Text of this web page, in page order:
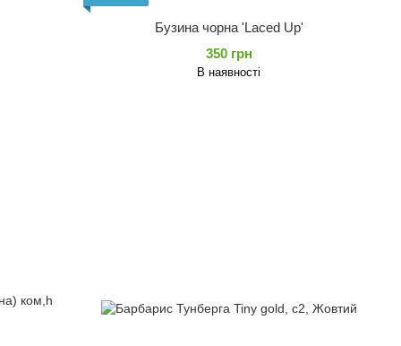
Бузина чорна 'Laced Up'
350 грн
В наявності